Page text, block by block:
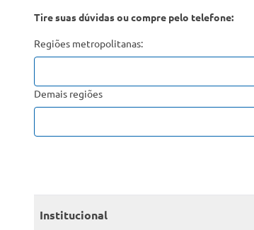
Tire suas dúvidas ou compre pelo telefone:
Regiões metropolitanas:
Demais regiões
Institucional